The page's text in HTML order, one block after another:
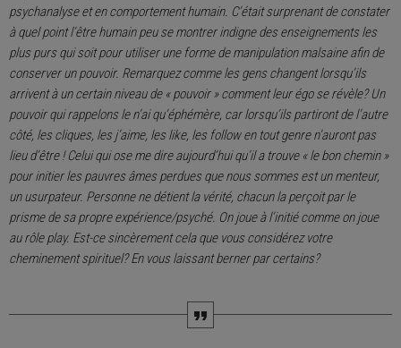
psychanalyse et en comportement humain. C’était surprenant de constater
à quel point l’être humain peu se montrer indigne des enseignements les
plus purs qui soit pour utiliser une forme de manipulation malsaine afin de
conserver un pouvoir. Remarquez comme les gens changent lorsqu’ils
arrivent à un certain niveau de « pouvoir » comment leur égo se révèle? Un
pouvoir qui rappelons le n’ai qu’éphémère, car lorsqu’ils partiront de l’autre
côté, les cliques, les j’aime, les like, les follow en tout genre n’auront pas
lieu d’être ! Celui qui ose me dire aujourd’hui qu’il a trouve « le bon chemin »
pour initier les pauvres âmes perdues que nous sommes est un menteur,
un usurpateur. Personne ne détient la vérité, chacun la perçoit par le
prisme de sa propre expérience/psyché. On joue à l’initié comme on joue
au rôle play. Est-ce sincèrement cela que vous considérez votre
cheminement spirituel? En vous laissant berner par certains?